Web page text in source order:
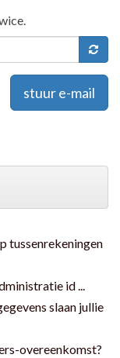
stuur e-mail
tussenrekeningen
id ...
slaan jullie
overeenkomst?